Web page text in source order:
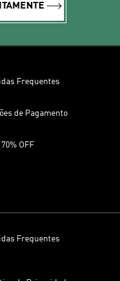
Frequentes
de Pagamento
70% OFF
Frequentes